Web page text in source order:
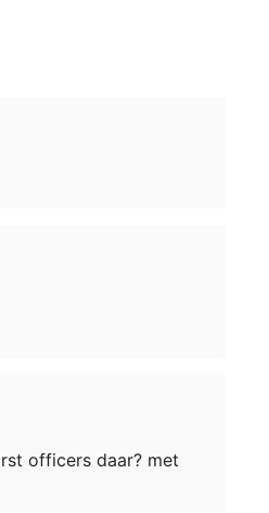
officers daar? met